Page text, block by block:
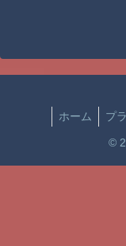
ホーム プ
©